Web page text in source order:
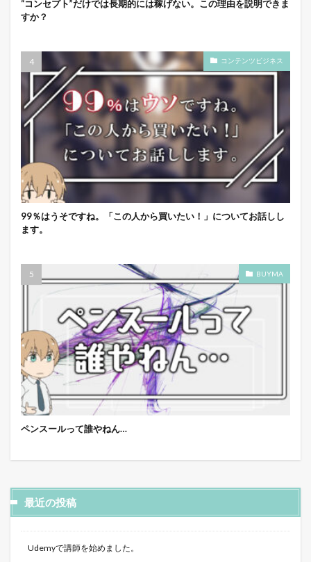
“コンセプト”だけでは長期的には稼げない。この理由を説明できま
すか？
コンテンツビジネス
99％はうそですね。「この人から買いたい！」についてお話しし
ます。
BUYMA
ペンスールって誰やねん…
最近の投稿
Udemyで講師を始めました。